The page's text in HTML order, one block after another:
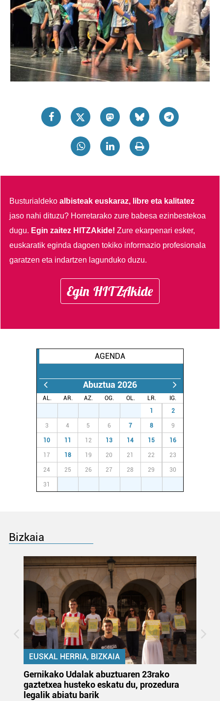
Busturialdekoalbisteak euskaraz, libre eta kalitatez
jaso nahi dituzu? Horretarako zure babesa ezinbestekoa
dugu. Egin zaitez HITZAkide!Zure ekarpenari esker,
euskaratik eginda dagoen tokiko informazio profesionala
garatzen eta indartzen lagunduko duzu.
Egin HITZAkide
AGENDA
Abuztua 2026
AL. AR. AZ. OG. OL. LR.
IG.
1 2
3 4 5 6 7 8 9
10 11 12 13 14 15 16
17 18 19 20 21 22 23
24 25 26 27 28 29 30
31
Bizkaia
EUSKAL HERRIA, BIZKAIA
Gernikako Udalak abuztuaren 23rako
gaztetxea husteko eskatu du, prozedura
legalik abiatu barik